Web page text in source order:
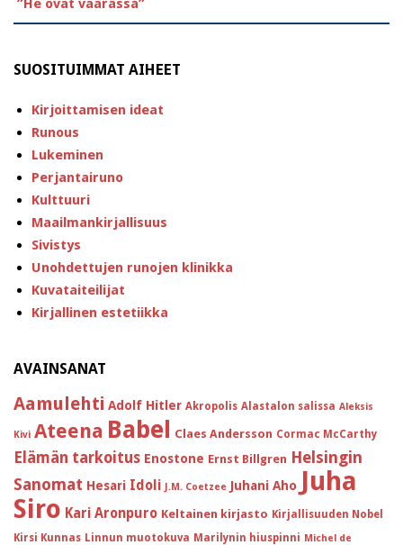
”He ovat väärässä”
SUOSITUIMMAT AIHEET
Kirjoittamisen ideat
Runous
Lukeminen
Perjantairuno
Kulttuuri
Maailmankirjallisuus
Sivistys
Unohdettujen runojen klinikka
Kuvataiteilijat
Kirjallinen estetiikka
AVAINSANAT
Aamulehti Adolf Hitler Akropolis Alastalon salissa Aleksis
Kivi Ateena Babel Claes Andersson Cormac McCarthy
Elämän tarkoitus Enostone Ernst Billgren Helsingin
Sanomat Hesari Idoli J.M. Coetzee Juhani Aho Juha
Siro Kari Aronpuro Keltainen kirjasto Kirjallisuuden Nobel
Kirsi Kunnas Linnun muotokuva Marilynin hiuspinni Michel de